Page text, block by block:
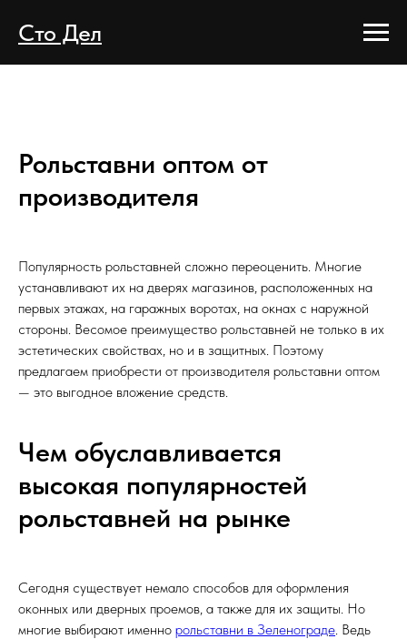
Сто Дел
Рольставни оптом от
производителя
Популярность рольставней сложно переоценить. Многие
устанавливают их на дверях магазинов, расположенных на
первых этажах, на гаражных воротах, на окнах с наружной
стороны. Весомое преимущество рольставней не только в их
эстетических свойствах, но и в защитных. Поэтому
предлагаем приобрести от производителя рольставни оптом
— это выгодное вложение средств.
Чем обуславливается
высокая популярностей
рольставней на рынке
Сегодня существует немало способов для оформления
оконных или дверных проемов, а также для их защиты. Но
многие выбирают именно рольставни в Зеленограде. Ведь